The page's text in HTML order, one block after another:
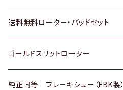
日野
三菱ふそう
ＢＭＷ
日野
三菱ふそう
三菱ふそう
その他
三菱
スバル
ダイハツ
マツダ
三菱
マツダ
三菱
日産
ダイハツ
マツダ
スズキ
日産
いすゞ
ホンダ
スズキ
日産
トヨタ
ホンダ
日産
送料無料ローター・パッドセット
トヨタ
ホンダ
ゴールドスリットローター
トヨタ
純正同等 ブレーキシュー（FBK製）